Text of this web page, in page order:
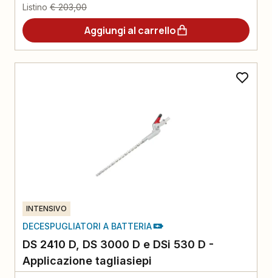
Listino € 203,00
Aggiungi al carrello
INTENSIVO
DECESPUGLIATORI A BATTERIA
DS 2410 D, DS 3000 D e DSi 530 D -
Applicazione tagliasiepi